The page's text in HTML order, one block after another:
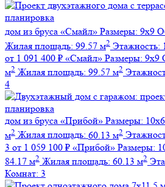
дом из бруса «Смайл» Размеры: 9х9
Жилая площадь: 99.57 м2 Этажность:
от 1 091 400 ₽ «Смайл» Размеры: 9х9
м2 Жилая площадь: 99.57 м2
4
дом из бруса «Прибой» Размеры: 10х6
м2 Жилая площадь: 60.13 м2
3 от 1 059 100 ₽ «Прибой» Размеры:
84.17 м2 Жилая площадь: 60.13 м2
Комнат: 3